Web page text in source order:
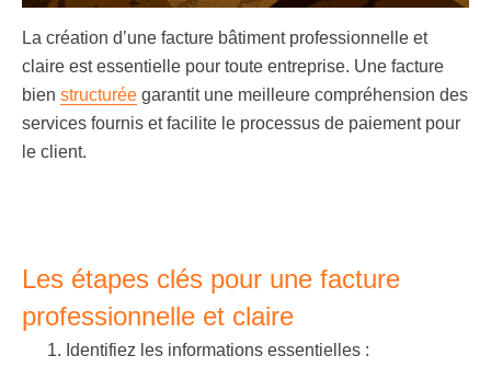
La création d’une facture bâtiment professionnelle et
claire est essentielle pour toute entreprise. Une facture
bien structurée garantit une meilleure compréhension des
services fournis et facilite le processus de paiement pour
le client.
Les étapes clés pour une facture
professionnelle et claire
Identifiez les informations essentielles :